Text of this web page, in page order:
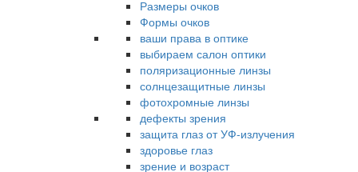
Размеры очков
Формы очков
ваши права в оптике
выбираем салон оптики
поляризационные линзы
солнцезащитные линзы
фотохромные линзы
дефекты зрения
защита глаз от УФ-излучения
здоровье глаз
зрение и возраст